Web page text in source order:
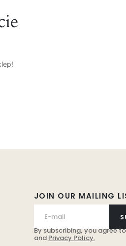
JOIN OUR MAILING
By subscribing, you agree
and Privacy Policy.